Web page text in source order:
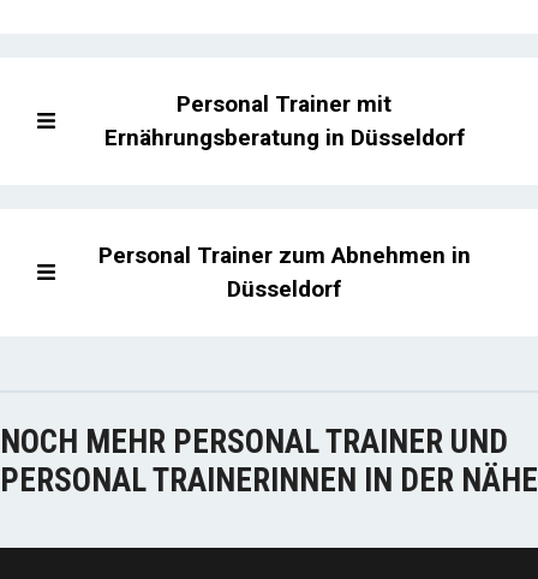
Personal Trainer mit
Ernährungsberatung in Düsseldorf
Personal Trainer zum Abnehmen in
Düsseldorf
NOCH MEHR PERSONAL TRAINER UND
PERSONAL TRAINERINNEN IN DER NÄHE